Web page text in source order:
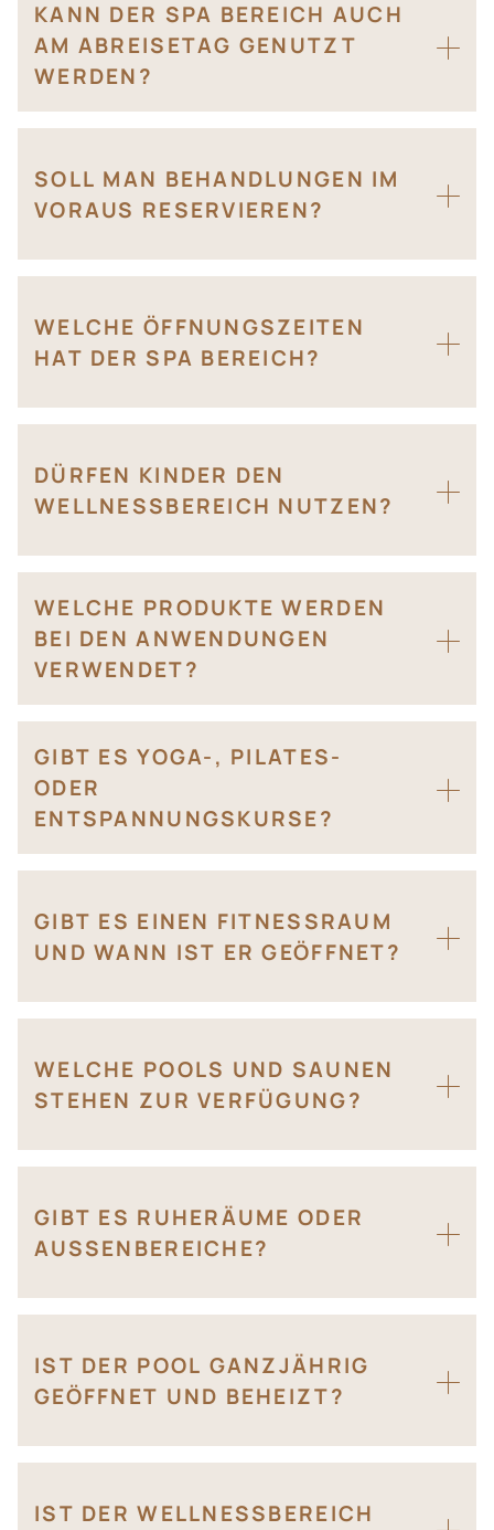
KANN DER SPA BEREICH AUCH
AM ABREISETAG GENUTZT
WERDEN?
SOLL MAN BEHANDLUNGEN IM
VORAUS RESERVIEREN?
WELCHE ÖFFNUNGSZEITEN
HAT DER SPA BEREICH?
DÜRFEN KINDER DEN
WELLNESSBEREICH NUTZEN?
WELCHE PRODUKTE WERDEN
BEI DEN ANWENDUNGEN
VERWENDET?
GIBT ES YOGA-, PILATES-
ODER
ENTSPANNUNGSKURSE?
GIBT ES EINEN FITNESSRAUM
UND WANN IST ER GEÖFFNET?
WELCHE POOLS UND SAUNEN
STEHEN ZUR VERFÜGUNG?
GIBT ES RUHERÄUME ODER
AUSSENBEREICHE?
IST DER POOL GANZJÄHRIG
GEÖFFNET UND BEHEIZT?
IST DER WELLNESSBEREICH